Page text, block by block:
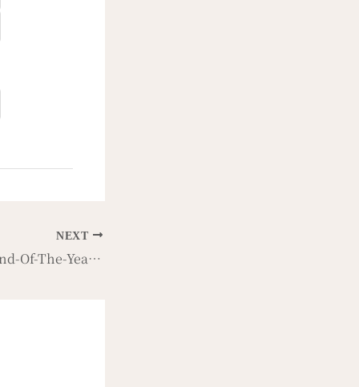
NEXT
Let’s Party! Our End-Of-The-Year Celebration